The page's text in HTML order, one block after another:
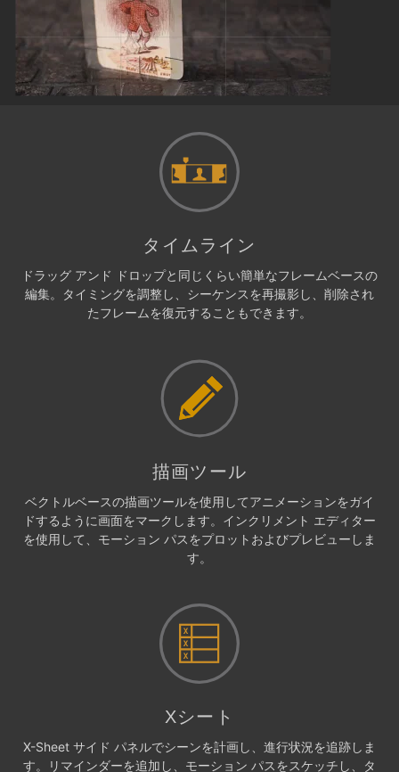
タイムライン
ドラッグ アンド ドロップと同じくらい簡単なフレームベースの
編集。タイミングを調整し、シーケンスを再撮影し、削除され
たフレームを復元することもできます。
描画ツール
ベクトルベースの描画ツールを使用してアニメーションをガイ
ドするように画面をマークします。インクリメント エディター
を使用して、モーション パスをプロットおよびプレビューしま
す。
Xシート
X-Sheet サイド パネルでシーンを計画し、進行状況を追跡しま
す。リマインダーを追加し、モーション パスをスケッチし、タ